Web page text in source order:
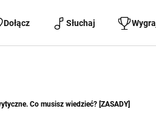
Dołącz Słuchaj
Co musisz wiedzieć? [ZASADY]